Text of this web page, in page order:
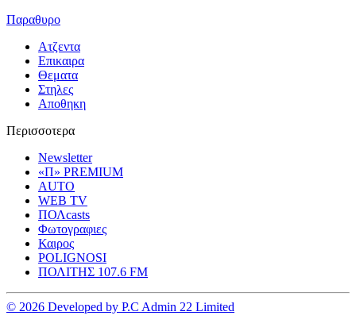
Παραθυρο
Ατζεντα
Επικαιρα
Θεματα
Στηλες
Αποθηκη
Περισσοτερα
Newsletter
«Π» PREMIUM
AUTO
WEB TV
ΠΟΛcasts
Φωτογραφιες
Καιρος
POLIGNOSI
ΠΟΛΙΤΗΣ 107.6 FM
© 2026 Developed by P.C Admin 22 Limited